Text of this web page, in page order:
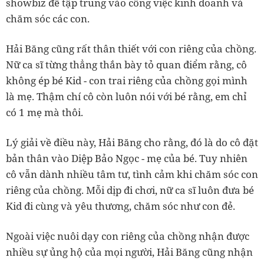
chăm sóc các con.
Hải Băng cũng rất thân thiết với con riêng của chồng.
Nữ ca sĩ từng thẳng thắn bày tỏ quan điểm rằng, cô
không ép bé Kid - con trai riêng của chồng gọi mình
là mẹ. Thậm chí cô còn luôn nói với bé rằng, em chỉ
có 1 mẹ mà thôi.
Lý giải về điều này, Hải Băng cho rằng, đó là do cô đặt
bản thân vào Diệp Bảo Ngọc - mẹ của bé. Tuy nhiên
cô vẫn dành nhiều tâm tư, tình cảm khi chăm sóc con
riêng của chồng. Mỗi dịp đi chơi, nữ ca sĩ luôn đưa bé
Kid đi cùng và yêu thương, chăm sóc như con đẻ.
Ngoài việc nuôi dạy con riêng của chồng nhận được
nhiều sự ủng hộ của mọi người, Hải Băng cũng nhận